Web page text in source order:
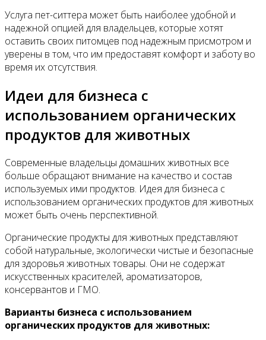
Услуга пет-ситтера может быть наиболее удобной и
надежной опцией для владельцев, которые хотят
оставить своих питомцев под надежным присмотром и
уверены в том, что им предоставят комфорт и заботу во
время их отсутствия.
Идеи для бизнеса с
использованием органических
продуктов для животных
Современные владельцы домашних животных все
больше обращают внимание на качество и состав
используемых ими продуктов. Идея для бизнеса с
использованием органических продуктов для животных
может быть очень перспективной.
Органические продукты для животных представляют
собой натуральные, экологически чистые и безопасные
для здоровья животных товары. Они не содержат
искусственных красителей, ароматизаторов,
консервантов и ГМО.
Варианты бизнеса с использованием
органических продуктов для животных: